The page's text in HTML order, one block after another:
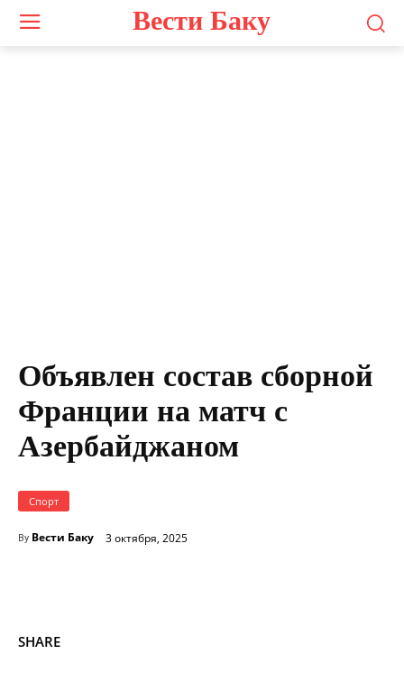
Вести Баку
Объявлен состав сборной
Франции на матч с
Азербайджаном
Спорт
By Вести Баку 3 октября, 2025
SHARE